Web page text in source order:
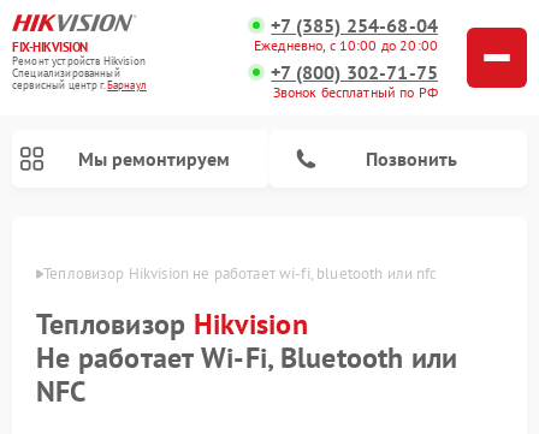
FIX-HIKVISION
Ремонт устройств Hikvision
Специализированный
cервисный центр г.Барнаул
+7 (385) 254-68-04
Ежедневно, с 10:00 до 20:00
+7 (800) 302-71-75
Звонок бесплатный по РФ
Мы ремонтируем Позвонить
Тепловизор Hikvision не работает wi‑fi, bluetooth или nfc
Тепловизор Hikvision
Не работает Wi‑Fi, Bluetooth или
NFC